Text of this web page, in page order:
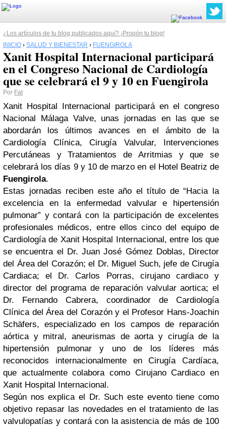
¿Los artículos de tu blog publicados aquí? ¡Propón tu blog!
INICIO › SALUD Y BIENESTAR › FUENGIROLA
Xanit Hospital Internacional participará
en el Congreso Nacional de Cardiología
que se celebrará el 9 y 10 en Fuengirola
Por Fat
Xanit Hospital Internacional participará en el congreso
Nacional Málaga Valve, unas jornadas en las que se
abordarán los últimos avances en el ámbito de la
Cardiología Clínica, Cirugía Valvular, Intervenciones
Percutáneas y Tratamientos de Arritmias y que se
celebrará los días 9 y 10 de marzo en el Hotel Beatriz de
Fuengirola.
Estas jornadas reciben este año el título de “Hacia la
excelencia en la enfermedad valvular e hipertensión
pulmonar” y contará con la participación de excelentes
profesionales médicos, entre ellos cinco del equipo de
Cardiología de Xanit Hospital Internacional, entre los que
se encuentra el Dr. Juan José Gómez Doblas, Director
del Área del Corazón; el Dr. Miguel Such, jefe de Cirugía
Cardiaca; el Dr. Carlos Porras, cirujano cardiaco y
director del programa de reparación valvular aortica; el
Dr. Fernando Cabrera, coordinador de Cardiología
Clínica del Área del Corazón y el Profesor Hans-Joachin
Schäfers, especializado en los campos de reparación
aórtica y mitral, aneurismas de aorta y cirugía de la
hipertensión pulmonar y uno de los líderes más
reconocidos internacionalmente en Cirugía Cardíaca,
que actualmente colabora como Cirujano Cardiaco en
Xanit Hospital Internacional.
Según nos explica el Dr. Such este evento tiene como
objetivo repasar las novedades en el tratamiento de las
valvulopatías y contará con la asistencia de más de 100